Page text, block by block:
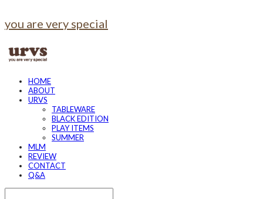
you are very special
HOME
ABOUT
URVS
TABLEWARE
BLACK EDITION
PLAY ITEMS
SUMMER
MLM
REVIEW
CONTACT
Q&A